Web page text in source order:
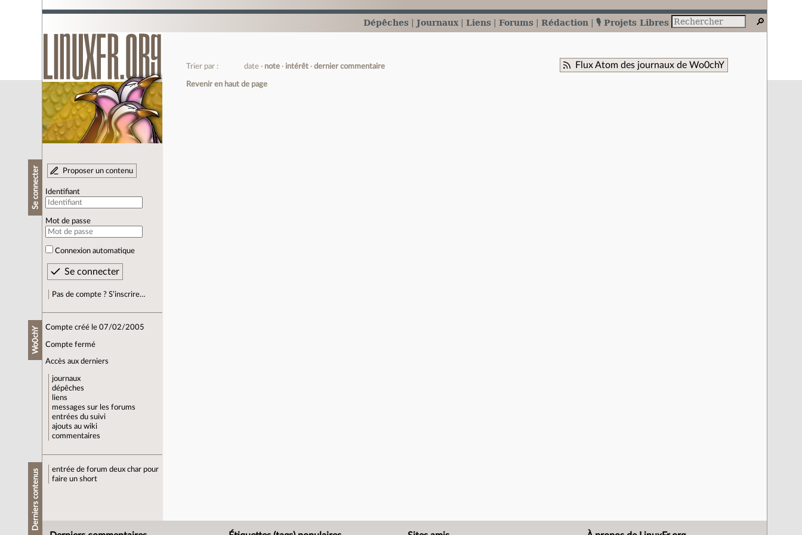
Dépêches Journaux Liens Forums Rédaction 🎙️ Projets Libres
Se connecter Proposer un contenu
Identifiant
Mot de passe
Connexion automatique
Pas de compte ? S’inscrire…
Wo0chY Compte créé le 07/02/2005
Compte fermé
Accès aux derniers
journaux
dépêches
liens
messages sur les forums
entrées du suivi
ajouts au wiki
commentaires
Derniers contenus entrée de forum deux char pour
faire un short
Flux Atom des journaux de Wo0chY
Trier par : date note intérêt dernier commentaire
Revenir en haut de page